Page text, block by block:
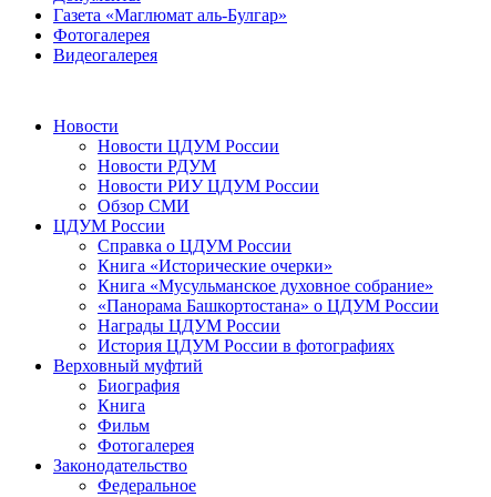
Газета «Маглюмат аль-Булгар»
Фотогалерея
Видеогалерея
Новости
Новости ЦДУМ России
Новости РДУМ
Новости РИУ ЦДУМ России
Обзор СМИ
ЦДУМ России
Справка о ЦДУМ России
Книга «Исторические очерки»
Книга «Мусульманское духовное собрание»
«Панорама Башкортостана» о ЦДУМ России
Награды ЦДУМ России
История ЦДУМ России в фотографиях
Верховный муфтий
Биография
Книга
Фильм
Фотогалерея
Законодательство
Федеральное